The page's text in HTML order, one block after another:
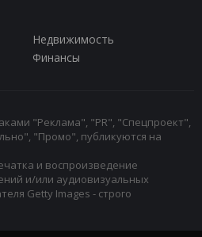
Недвижимость
Финансы
"Реклама", "PR", "Спецпроект",
"Промо", публикуются на
и воспроизведение
и/или аудиовизуальных
Getty Images - строго